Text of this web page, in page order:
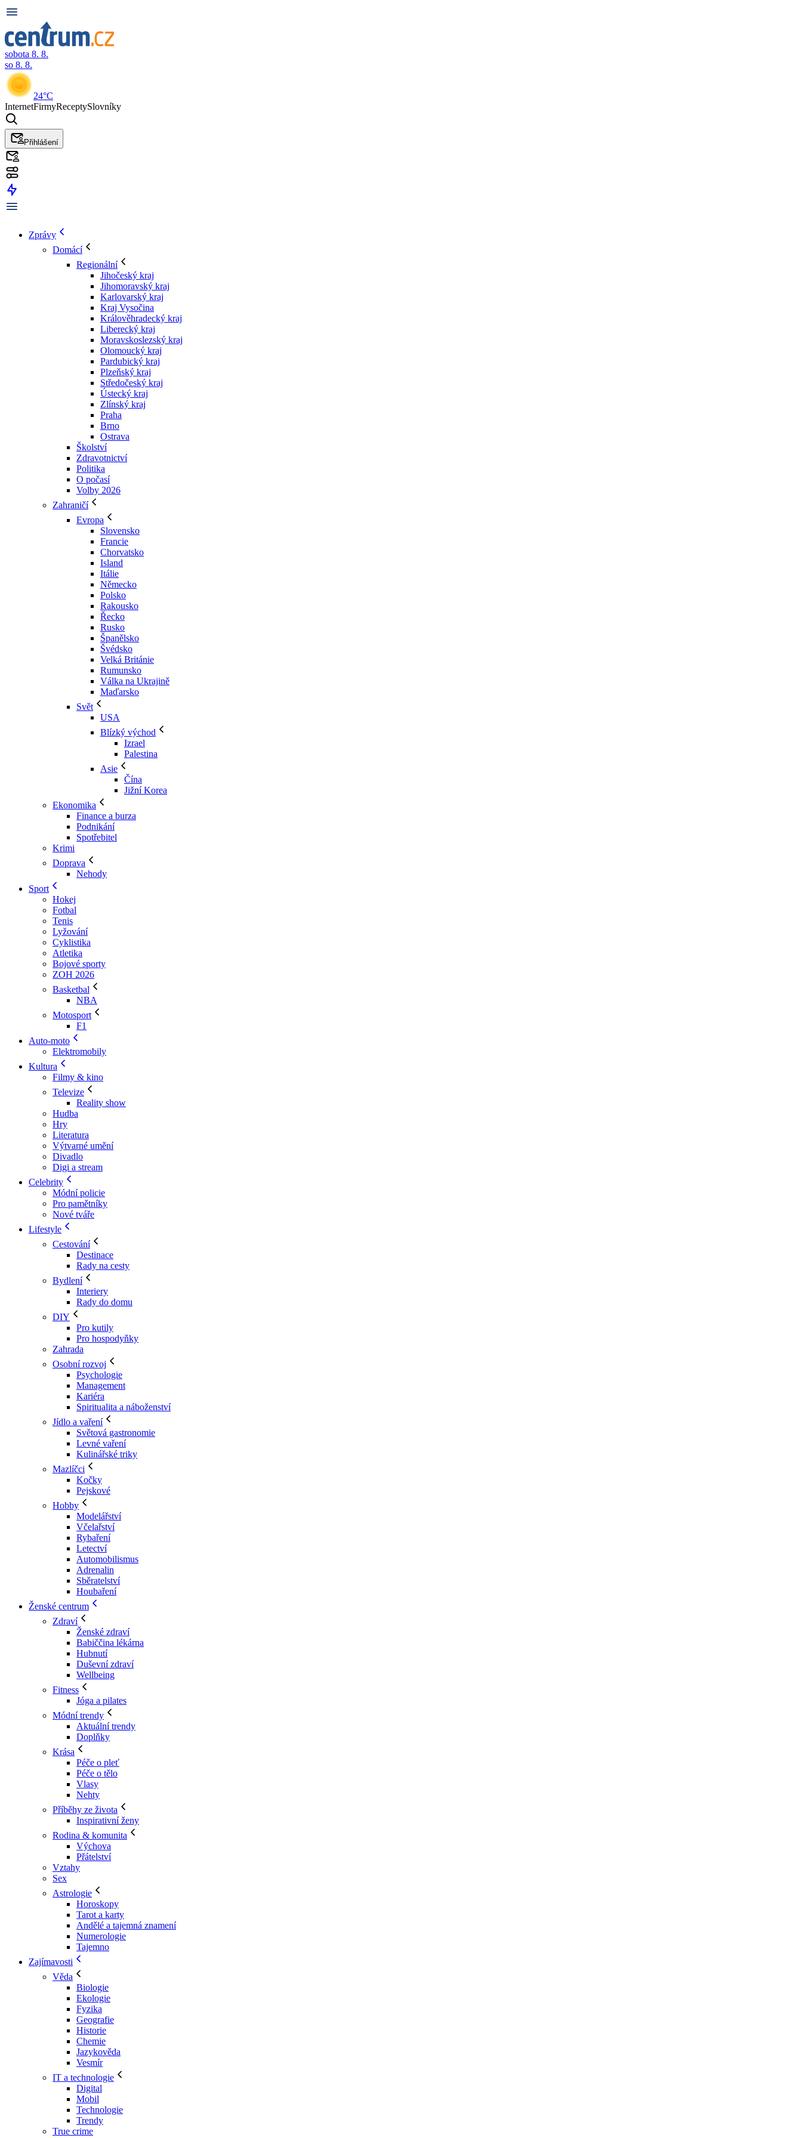
sobota 8. 8.
so 8. 8.
24°C
InternetFirmyReceptySlovníky
Přihlášení
Zprávy
Domácí
Regionální
Jihočeský kraj
Jihomoravský kraj
Karlovarský kraj
Kraj Vysočina
Králověhradecký kraj
Liberecký kraj
Moravskoslezský kraj
Olomoucký kraj
Pardubický kraj
Plzeňský kraj
Středočeský kraj
Ústecký kraj
Zlínský kraj
Praha
Brno
Ostrava
Školství
Zdravotnictví
Politika
O počasí
Volby 2026
Zahraničí
Evropa
Slovensko
Francie
Chorvatsko
Island
Itálie
Německo
Polsko
Rakousko
Řecko
Rusko
Španělsko
Švédsko
Velká Británie
Rumunsko
Válka na Ukrajině
Maďarsko
Svět
USA
Blízký východ
Izrael
Palestina
Asie
Čína
Jižní Korea
Ekonomika
Finance a burza
Podnikání
Spotřebitel
Krimi
Doprava
Nehody
Sport
Hokej
Fotbal
Tenis
Lyžování
Cyklistika
Atletika
Bojové sporty
ZOH 2026
Basketbal
NBA
Motosport
F1
Auto-moto
Elektromobily
Kultura
Filmy & kino
Televize
Reality show
Hudba
Hry
Literatura
Výtvarné umění
Divadlo
Digi a stream
Celebrity
Módní policie
Pro pamětníky
Nové tváře
Lifestyle
Cestování
Destinace
Rady na cesty
Bydlení
Interiery
Rady do domu
DIY
Pro kutily
Pro hospodyňky
Zahrada
Osobní rozvoj
Psychologie
Management
Kariéra
Spiritualita a náboženství
Jídlo a vaření
Světová gastronomie
Levné vaření
Kulinářské triky
Mazlíčci
Kočky
Pejskové
Hobby
Modelářství
Včelařství
Rybaření
Letectví
Automobilismus
Adrenalin
Sběratelství
Houbaření
Ženské centrum
Zdraví
Ženské zdraví
Babiččina lékárna
Hubnutí
Duševní zdraví
Wellbeing
Fitness
Jóga a pilates
Módní trendy
Aktuální trendy
Doplňky
Krása
Péče o pleť
Péče o tělo
Vlasy
Nehty
Příběhy ze života
Inspirativní ženy
Rodina & komunita
Výchova
Přátelství
Vztahy
Sex
Astrologie
Horoskopy
Tarot a karty
Andělé a tajemná znamení
Numerologie
Tajemno
Zajímavosti
Věda
Biologie
Ekologie
Fyzika
Geografie
Historie
Chemie
Jazykověda
Vesmír
IT a technologie
Digital
Mobil
Technologie
Trendy
True crime